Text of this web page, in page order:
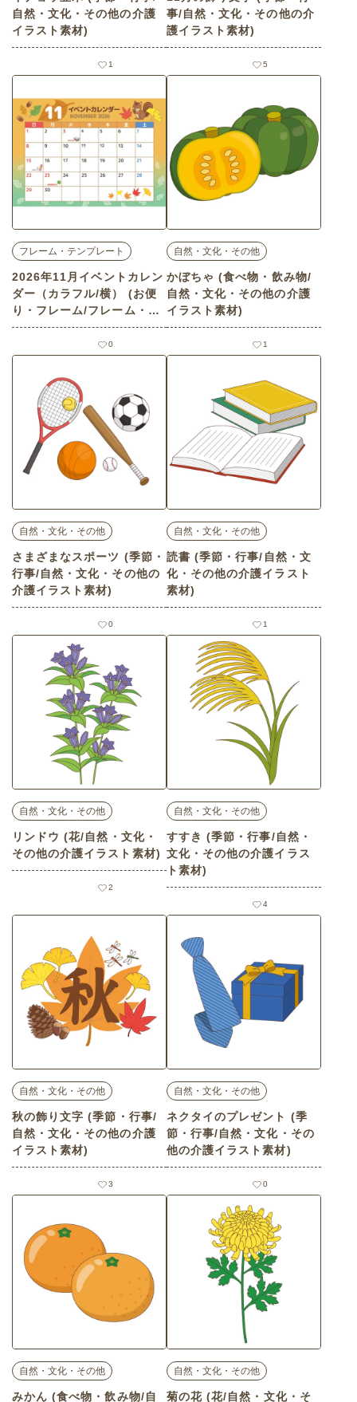
自然・文化・その他の介護
イラスト素材)
1
事/自然・文化・その他の介
護イラスト素材)
5
フレーム・テンプレート
2026年11月イベントカレン
ダー（カラフル/横） (お便
り・フレーム/フレーム・テ
ンプレートの介護イラスト
0
自然・文化・その他
かぼちゃ (食べ物・飲み物/
自然・文化・その他の介護
イラスト素材)
1
自然・文化・その他
さまざまなスポーツ (季節・
行事/自然・文化・その他の
介護イラスト素材)
0
自然・文化・その他
読書 (季節・行事/自然・文
化・その他の介護イラスト
素材)
1
自然・文化・その他
リンドウ (花/自然・文化・
その他の介護イラスト素材)
2
自然・文化・その他
すすき (季節・行事/自然・
文化・その他の介護イラス
ト素材)
4
自然・文化・その他
秋の飾り文字 (季節・行事/
自然・文化・その他の介護
イラスト素材)
3
自然・文化・その他
ネクタイのプレゼント (季
節・行事/自然・文化・その
他の介護イラスト素材)
0
自然・文化・その他
みかん (食べ物・飲み物/自
自然・文化・その他
菊の花 (花/自然・文化・そ